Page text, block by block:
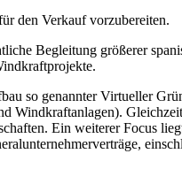
den Verkauf vorzubereiten.
Begleitung größerer
so genannter Virtueller
Windkraftanlagen).
Ein weiterer Focus